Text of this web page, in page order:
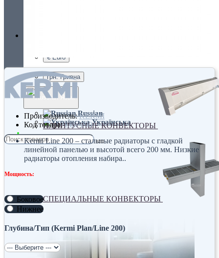
€ Euro
грн. Гривна
Язык
Russian
Українська
ПЛИНТУСНЫЕ КОНВЕКТОРЫ
СПЕЦИАЛЬНЫЕ КОНВЕКТОРЫ
Производитель:KERMI
Код товара:Line 200
Kermi Line 200 – стальные радиаторы с гладкой
линейной панелью и высотой всего 200 мм. Низкие
радиаторы отопления набира..
Мощность:
Боковое
Нижнее
Глубина/Тип (Kermi Plan/Line 200)